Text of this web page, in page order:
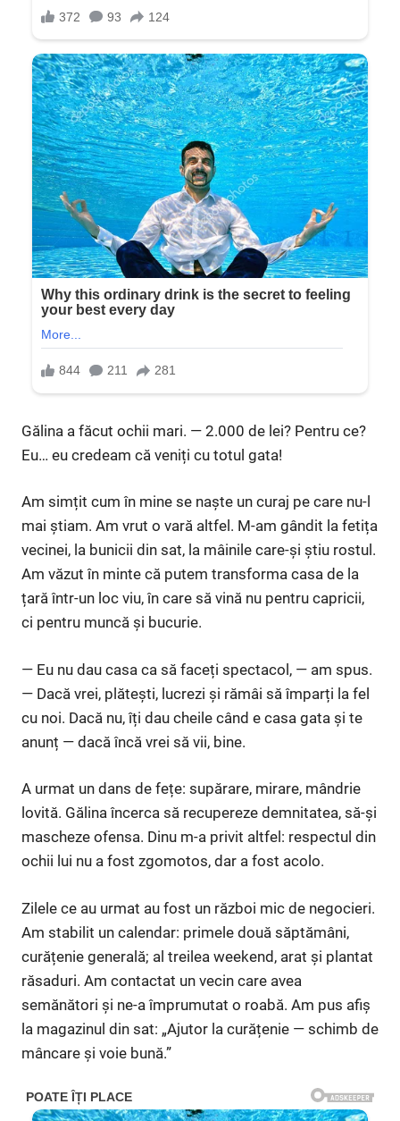
Gălina a făcut ochii mari. — 2.000 de lei? Pentru ce?
Eu… eu credeam că veniți cu totul gata!
Am simțit cum în mine se naște un curaj pe care nu-l
mai știam. Am vrut o vară altfel. M-am gândit la fetița
vecinei, la bunicii din sat, la mâinile care-și știu rostul.
Am văzut în minte că putem transforma casa de la
țară într-un loc viu, în care să vină nu pentru capricii,
ci pentru muncă și bucurie.
— Eu nu dau casa ca să faceți spectacol, — am spus.
— Dacă vrei, plătești, lucrezi și rămâi să împarți la fel
cu noi. Dacă nu, îți dau cheile când e casa gata și te
anunț — dacă încă vrei să vii, bine.
A urmat un dans de fețe: supărare, mirare, mândrie
lovită. Gălina încerca să recupereze demnitatea, să-și
mascheze ofensa. Dinu m-a privit altfel: respectul din
ochii lui nu a fost zgomotos, dar a fost acolo.
Zilele ce au urmat au fost un război mic de negocieri.
Am stabilit un calendar: primele două săptămâni,
curățenie generală; al treilea weekend, arat și plantat
răsaduri. Am contactat un vecin care avea
semănători și ne-a împrumutat o roabă. Am pus afiș
la magazinul din sat: „Ajutor la curățenie — schimb de
mâncare și voie bună.”